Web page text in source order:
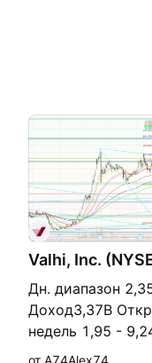
Valhi, Inc.
Дн. диапазон
Доход3,37B
недель 1,95 -
Объем 198.956
от A74Alex74